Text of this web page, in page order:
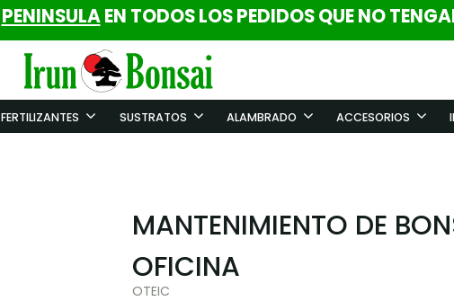
PENINSULAEN TODOS LOS PEDIDOS QUE NO
FERTILIZANTES SUSTRATOS ALAMBRADO ACCESORIOS
MANTENIMIENTO DE
OFICINA
OTEIC